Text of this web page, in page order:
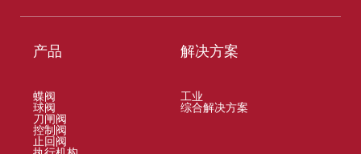
产品
蝶阀
球阀
刀闸阀
控制阀
止回阀
解决方案
工业
综合解决方案